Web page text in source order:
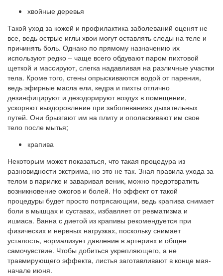
хвойные деревья
Такой уход за кожей и профилактика заболеваний оценят не
все, ведь острые иглы хвои могут оставлять следы на теле и
причинять боль. Однако по прямому назначению их
используют редко – чаще всего обдувают паром пихтовой
щеткой и массируют, слегка надавливая на различные участки
тела. Кроме того, стены опрыскиваются водой от парения,
ведь эфирные масла ели, кедра и пихты отлично
дезинфицируют и дезодорируют воздух в помещении,
ускоряют выздоровление при заболеваниях дыхательных
путей. Они брызгают им на плиту и ополаскивают им свое
тело после мытья;
крапива
Некоторым может показаться, что такая процедура из
разновидности экстрима, но это не так. Зная правила ухода за
телом в парилке и заваривая веник, можно предотвратить
возникновение ожогов и болей. Но эффект от такой
процедуры будет просто потрясающим, ведь крапива снимает
боли в мышцах и суставах, избавляет от ревматизма и
ишиаса. Ванна с диетой из крапивы рекомендуется при
физических и нервных нагрузках, поскольку снимает
усталость, нормализует давление в артериях и общее
самочувствие. Чтобы добиться укрепляющего, а не
травмирующего эффекта, листья заготавливают в конце мая-
начале июня.